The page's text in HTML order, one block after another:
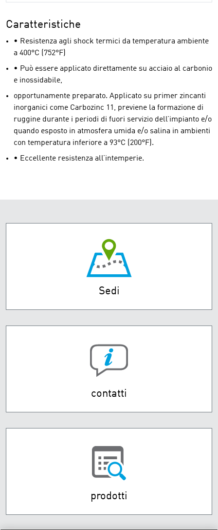
Caratteristiche
• Resistenza agli shock termici da temperatura ambiente
a 400°C (752°F)
• Può essere applicato direttamente su acciaio al carbonio
e inossidabile,
opportunamente preparato. Applicato su primer zincanti
inorganici come Carbozinc 11, previene la formazione di
ruggine durante i periodi di fuori servizio dell’impianto e/o
quando esposto in atmosfera umida e/o salina in ambienti
con temperatura inferiore a 93°C (200°F).
• Eccellente resistenza all’intemperie.
Sedi
contatti
prodotti